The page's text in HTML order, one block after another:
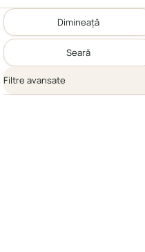
Dimineață
Seară
Filtre avansate